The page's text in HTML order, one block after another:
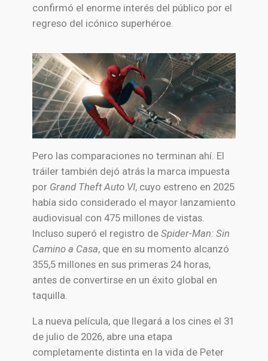
confirmó el enorme interés del público por el
regreso del icónico superhéroe.
Pero las comparaciones no terminan ahí. El
tráiler también dejó atrás la marca impuesta
por Grand Theft Auto VI, cuyo estreno en 2025
había sido considerado el mayor lanzamiento
audiovisual con 475 millones de vistas.
Incluso superó el registro de Spider-Man: Sin
Camino a Casa, que en su momento alcanzó
355,5 millones en sus primeras 24 horas,
antes de convertirse en un éxito global en
taquilla.
La nueva película, que llegará a los cines el 31
de julio de 2026, abre una etapa
completamente distinta en la vida de Peter